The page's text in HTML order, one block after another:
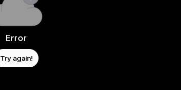
Error
Try again!